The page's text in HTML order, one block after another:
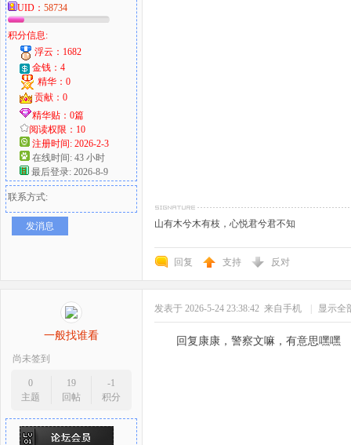
UID： 58734
积分信息:
浮云：1682
金钱：4
精华：0
贡献：0
精华贴：0篇
阅读权限：10
注册时间: 2026-2-3
在线时间: 43 小时
最后登录: 2026-8-9
联系方式:
发消息 山有木兮木有枝，心悦君兮君不知
回复 支持 反对
一般找谁看
尚未签到
0
主题
19
回帖
-1
积分
发表于 2026-5-24 23:38:42 来自手机 显示全
回复康康，警察文嘛，有意思嘿嘿